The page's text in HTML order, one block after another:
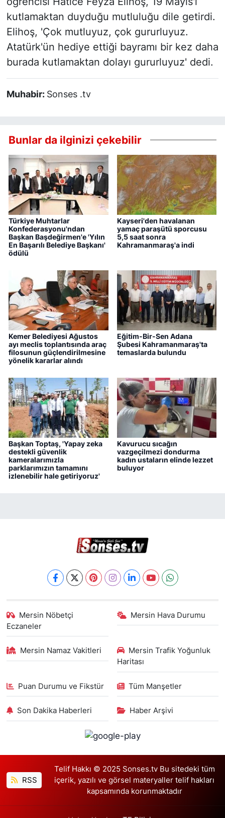
kutlamaktan duyduğu mutluluğu dile getirdi.
Elihoş, 'Çok mutluyuz, çok gururluyuz.
Atatürk'ün hediye ettiği bayramı bir kez daha
burada kutlamaktan dolayı gururluyuz' dedi.
Muhabir: Sonses .tv
Bunlar da ilginizi çekebilir
Türkiye Muhtarlar
Konfederasyonu'ndan
Başkan Başdeğirmen'e 'Yılın
En Başarılı Belediye Başkanı'
ödülü
Kayseri'den havalanan
yamaç paraşütü sporcusu
5,5 saat sonra
Kahramanmaraş'a indi
Kemer Belediyesi Ağustos
ayı meclis toplantısında araç
filosunun güçlendirilmesine
yönelik kararlar alındı
Eğitim-Bir-Sen Adana
Şubesi Kahramanmaraş'ta
temaslarda bulundu
Başkan Toptaş, 'Yapay zeka
destekli güvenlik
kameralarımızla
parklarımızın tamamını
izlenebilir hale getiriyoruz'
Kavurucu sıcağın
vazgeçilmezi dondurma
kadın ustaların elinde lezzet
buluyor
Mersin Nöbetçi
Eczaneler
Mersin Hava Durumu
Mersin Namaz Vakitleri
Mersin Trafik Yoğunluk
Haritası
Puan Durumu ve Fikstür Tüm Manşetler
Son Dakika Haberleri Haber Arşivi
RSS
Telif Hakkı © 2025 Sonses.tv Bu sitedeki tüm
içerik, yazılı ve görsel materyaller telif hakları
kapsamında korunmaktadır